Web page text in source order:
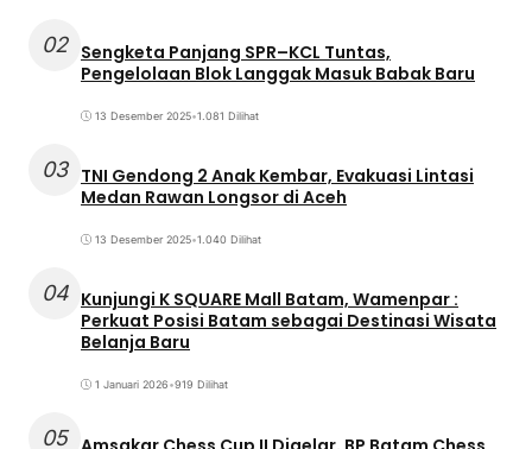
02 Sengketa Panjang SPR–KCL Tuntas,
Pengelolaan Blok Langgak Masuk Babak Baru
13 Desember 2025•1.081 Dilihat
03 TNI Gendong 2 Anak Kembar, Evakuasi Lintasi
Medan Rawan Longsor di Aceh
13 Desember 2025•1.040 Dilihat
04 Kunjungi K SQUARE Mall Batam, Wamenpar :
Perkuat Posisi Batam sebagai Destinasi Wisata
Belanja Baru
1 Januari 2026•919 Dilihat
05